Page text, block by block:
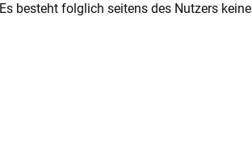
besteht folglich seitens des Nutzers keine